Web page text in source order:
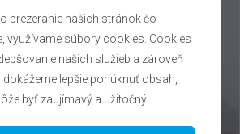
prezeranie našich stránok čo
využívame súbory cookies. Cookies
našich služieb a zároveň
lepšie ponúknuť obsah,
byť zaujímavý a užitočný.